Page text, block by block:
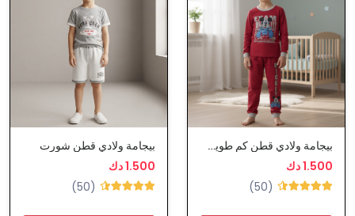
بيجامة ولادي قطن كم طويل ديزني
1.500 دك
(50)
بيجامة ولادي قطن شورت
1.500 دك
(50)